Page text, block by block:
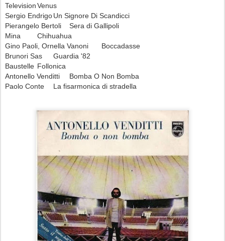
TelevisionVenus
Sergio EndrigoUn Signore Di Scandicci
Pierangelo Bertoli
Sera di Gallipoli
Mina
Chihuahua
Gino Paoli, Ornella Vanoni
Boccadasse
Brunori Sas
Guardia '82
Baustelle Follonica
Antonello Venditti
Bomba O Non Bomba
Paolo Conte
La fisarmonica di stradella